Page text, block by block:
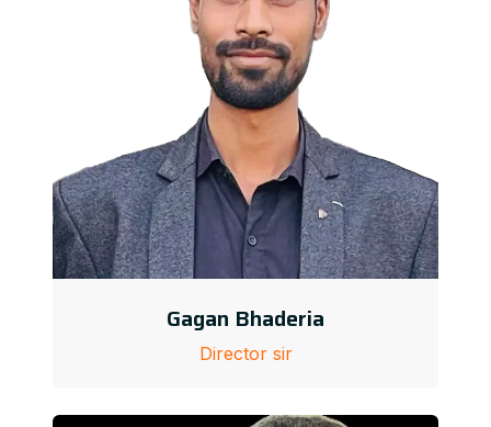
Gagan Bhaderia
Director sir